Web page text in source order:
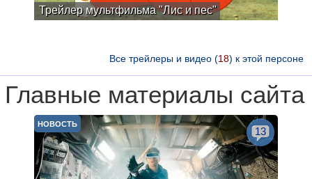
Трейлер мультфильма "Лис и пес"
Все трейлеры и видео (18) к этой персоне
Главные материалы сайта
НОВОСТЬ
13